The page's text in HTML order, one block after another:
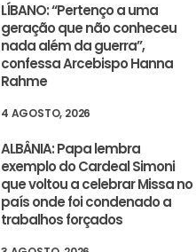
LÍBANO: “Pertenço a uma
geração que não conheceu
nada além da guerra”,
confessa Arcebispo Hanna
Rahme
4 AGOSTO, 2026
ALBÂNIA: Papa lembra
exemplo do Cardeal Simoni
que voltou a celebrar Missa no
país onde foi condenado a
trabalhos forçados